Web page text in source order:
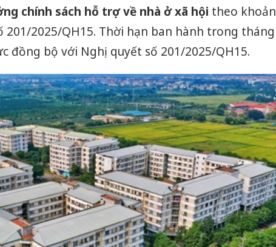
chính sách hỗ trợ về nhà ở xã hội theo khoản
201/2025/QH15. Thời hạn ban hành trong tháng
đồng bộ với Nghị quyết số 201/2025/QH15.